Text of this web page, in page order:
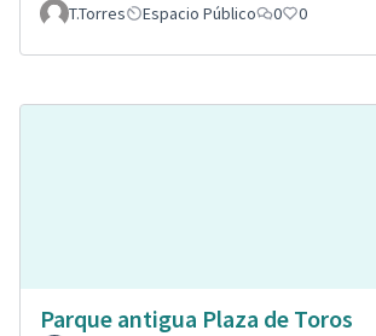
T.Torres Espacio Público 0 0
Parque antigua Plaza de Toros